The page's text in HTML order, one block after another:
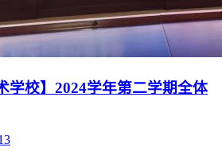
学校】2024学年第二学期全体